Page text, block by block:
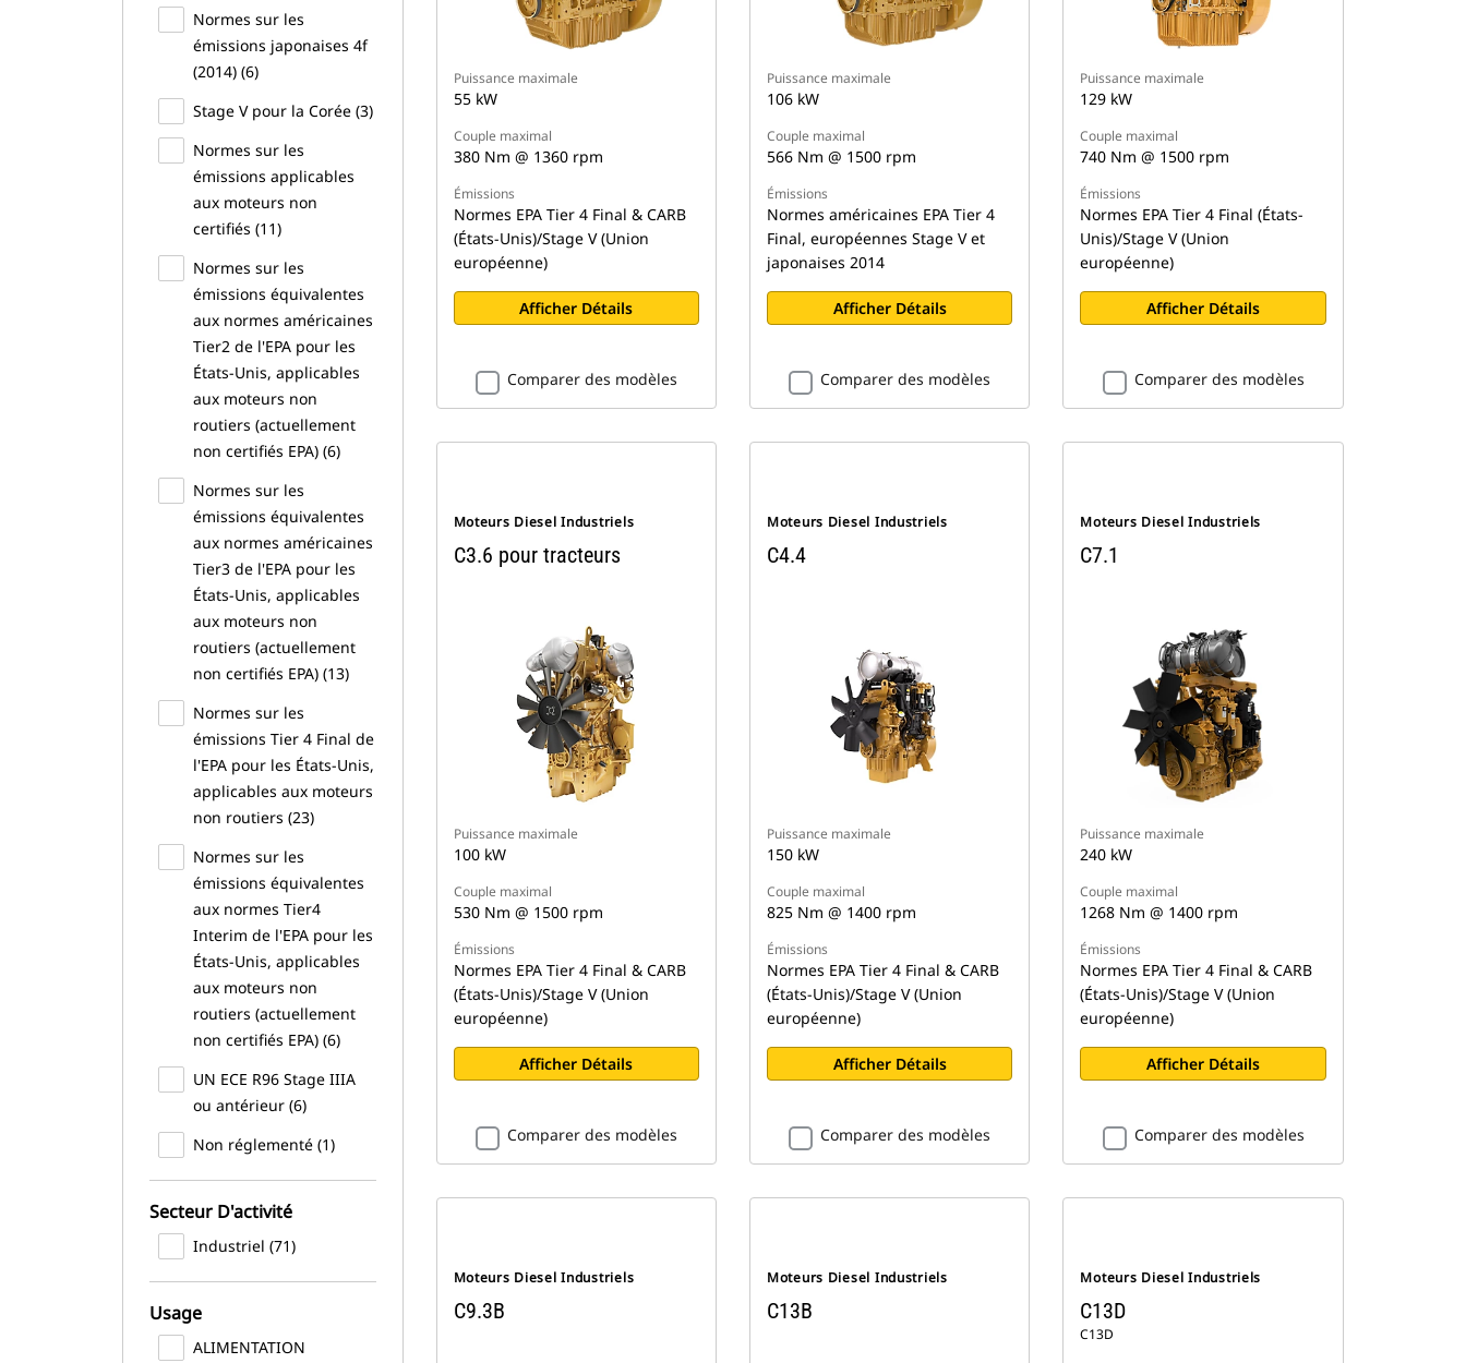
Normes sur les
émissions japonaises 4f
(2014) (6)
Stage V pour la Corée (3)
Normes sur les
émissions applicables
aux moteurs non
certifiés (11)
Normes sur les
émissions équivalentes
aux normes américaines
Tier2 de l'EPA pour les
États-Unis, applicables
aux moteurs non
routiers (actuellement
non certifiés EPA) (6)
Normes sur les
émissions équivalentes
aux normes américaines
Tier3 de l'EPA pour les
États-Unis, applicables
aux moteurs non
routiers (actuellement
non certifiés EPA) (13)
Normes sur les
émissions Tier 4 Final de
l'EPA pour les États-Unis,
applicables aux moteurs
non routiers (23)
Normes sur les
émissions équivalentes
aux normes Tier4
Interim de l'EPA pour les
États-Unis, applicables
aux moteurs non
routiers (actuellement
non certifiés EPA) (6)
UN ECE R96 Stage IIIA
ou antérieur (6)
Non réglementé (1)
Secteur D'activité
Industriel (71)
Usage
ALIMENTATION
Puissance maximale
55 kW
Couple maximal
380 Nm @ 1360 rpm
Émissions
Normes EPA Tier 4 Final & CARB
(États-Unis)/Stage V (Union
européenne)
Afficher Détails
Comparer des modèles
Puissance maximale
106 kW
Couple maximal
566 Nm @ 1500 rpm
Émissions
Normes américaines EPA Tier 4
Final, européennes Stage V et
japonaises 2014
Afficher Détails
Comparer des modèles
Puissance maximale
129 kW
Couple maximal
740 Nm @ 1500 rpm
Émissions
Normes EPA Tier 4 Final (États-
Unis)/Stage V (Union
européenne)
Afficher Détails
Comparer des modèles
Moteurs Diesel Industriels
C3.6 pour tracteurs
Puissance maximale
100 kW
Couple maximal
530 Nm @ 1500 rpm
Émissions
Normes EPA Tier 4 Final & CARB
(États-Unis)/Stage V (Union
européenne)
Afficher Détails
Comparer des modèles
Moteurs Diesel Industriels
C4.4
Puissance maximale
150 kW
Couple maximal
825 Nm @ 1400 rpm
Émissions
Normes EPA Tier 4 Final & CARB
(États-Unis)/Stage V (Union
européenne)
Afficher Détails
Comparer des modèles
Moteurs Diesel Industriels
C7.1
Puissance maximale
240 kW
Couple maximal
1268 Nm @ 1400 rpm
Émissions
Normes EPA Tier 4 Final & CARB
(États-Unis)/Stage V (Union
européenne)
Afficher Détails
Comparer des modèles
Moteurs Diesel Industriels
C9.3B
Moteurs Diesel Industriels
C13B
Moteurs Diesel Industriels
C13D
C13D